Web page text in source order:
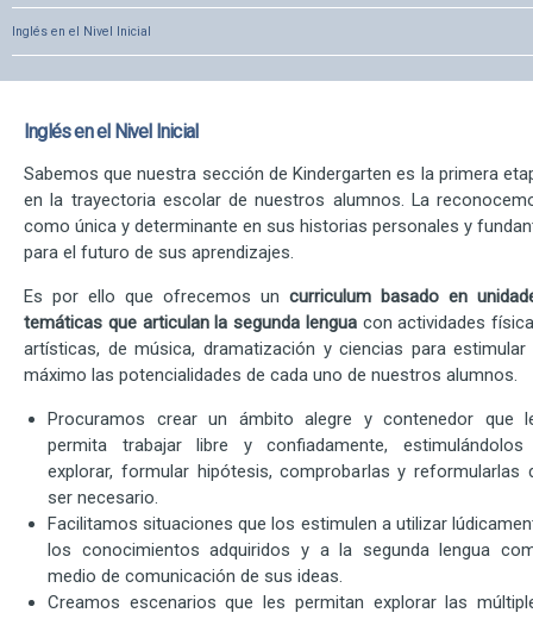
Inglés en el Nivel Inicial
Inglés en el Nivel Inicial
Sabemos que nuestra sección de Kindergarten es la primera
en la trayectoria escolar de nuestros alumnos. La
como única y determinante en sus historias personales y
para el futuro de sus aprendizajes.
Es por ello que ofrecemos un curriculum basado en
temáticas que articulan la segunda lengua con actividades
artísticas, de música, dramatización y ciencias para estimular
máximo las potencialidades de cada uno de nuestros alumnos.
Procuramos crear un ámbito alegre y contenedor que
permita trabajar libre y confiadamente,
explorar, formular hipótesis, comprobarlas y reformularlas
ser necesario.
Facilitamos situaciones que los estimulen a utilizar
los conocimientos adquiridos y a la segunda lengua
medio de comunicación de sus ideas.
Creamos escenarios que les permitan explorar las